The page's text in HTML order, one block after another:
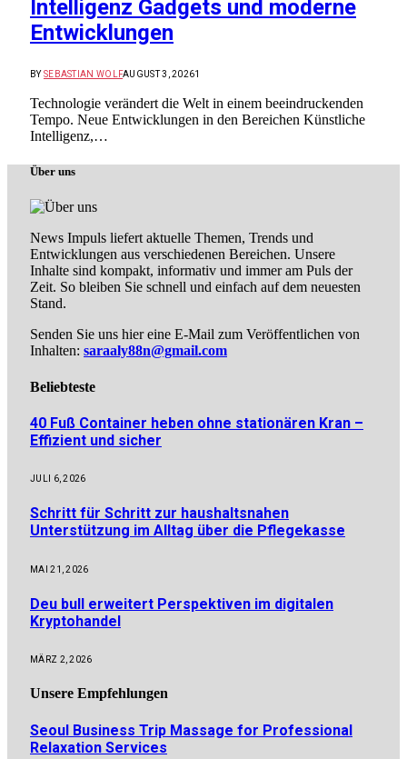
Intelligenz Gadgets und moderne
Entwicklungen
BY SEBASTIAN WOLFAUGUST 3, 20261
Technologie verändert die Welt in einem beeindruckenden
Tempo. Neue Entwicklungen in den Bereichen Künstliche
Intelligenz,…
Über uns
News Impuls liefert aktuelle Themen, Trends und
Entwicklungen aus verschiedenen Bereichen. Unsere
Inhalte sind kompakt, informativ und immer am Puls der
Zeit. So bleiben Sie schnell und einfach auf dem neuesten
Stand.
Senden Sie uns hier eine E-Mail zum Veröffentlichen von
Inhalten: saraaly88n@gmail.com
Beliebteste
40 Fuß Container heben ohne stationären Kran –
Effizient und sicher
JULI 6, 2026
Schritt für Schritt zur haushaltsnahen
Unterstützung im Alltag über die Pflegekasse
MAI 21, 2026
Deu bull erweitert Perspektiven im digitalen
Kryptohandel
MÄRZ 2, 2026
Unsere Empfehlungen
Seoul Business Trip Massage for Professional
Relaxation Services